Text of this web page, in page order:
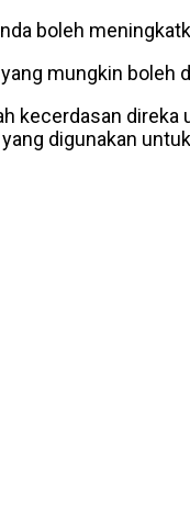
boleh
mungkin boleh
kecerdasan
yang digunakan